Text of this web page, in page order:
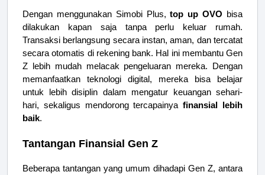
Dengan menggunakan Simobi Plus,top up OVO bisa
dilakukan kapan saja tanpa perlu keluar rumah.
Transaksi berlangsung secara instan, aman, dan tercatat
secara otomatis di rekening bank. Hal ini membantu Gen
Z lebih mudah melacak pengeluaran mereka. Dengan
memanfaatkan teknologi digital, mereka bisa belajar
untuk lebih disiplin dalam mengatur keuangan sehari-
hari, sekaligus mendorong tercapainyafinansial lebih
baik.
Tantangan Finansial Gen Z
Beberapa tantangan yang umum dihadapi Gen Z, antara